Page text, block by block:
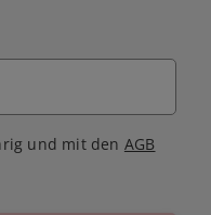
und mit den AGB